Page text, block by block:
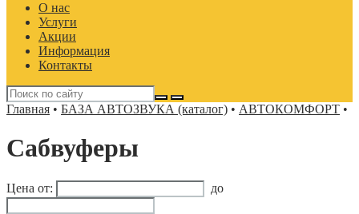
О нас
Услуги
Акции
Информация
Контакты
Главная • БАЗА АВТОЗВУКА (каталог) • АВТОКОМФОРТ •
Сабвуферы
Цена от: до